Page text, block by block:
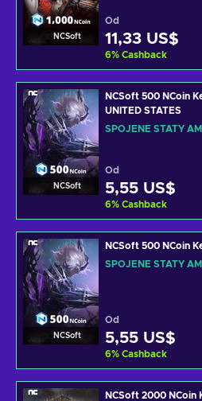
NCSoft
Od
11,33 US$
6% Cashback
NCSoft
NCSoft 500 NCoin
UNITED STATES
SPOJENÉ STÁTY
Od
5,55 US$
6% Cashback
NCSoft
NCSoft 500 NCoin
SPOJENÉ STÁTY
Od
5,55 US$
6% Cashback
NCSoft 2000 NCoin